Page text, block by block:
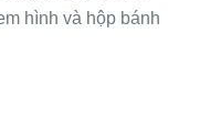
hình và hộp bánh